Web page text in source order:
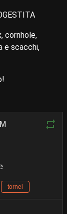
cornhole,
e scacchi,
tornei